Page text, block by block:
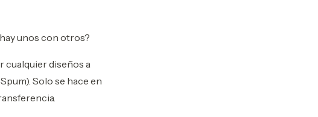
unos con otros?
cualquier diseños a
Solo se hace en